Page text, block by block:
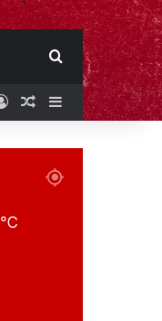
Buscar por
AccesoPublicación al
Barra lateral
℃